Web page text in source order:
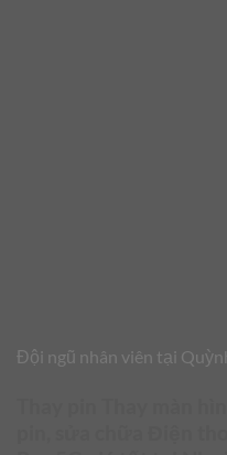
Đội ngũ nhân viên tại